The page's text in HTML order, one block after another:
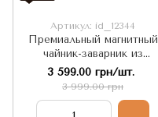
Артикул: id_12344
Премиальный магнитный
чайник-заварник из
высококачественного
стекла и медицинской
стали Look Shine
Steel&Glass 750 мл
3 599.00 грн/шт.
3 999.00 грн